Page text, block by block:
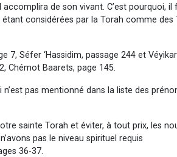
de son vivant. C’est pourquoi, il
considérées par la Torah comme des
7, Séfer ‘Hassidim, passage 244 et
Chémot Baarets, page 145.
pas mentionné dans la liste des
sainte Torah et éviter, à tout prix, les
pas le niveau spirituel requis
36-37.